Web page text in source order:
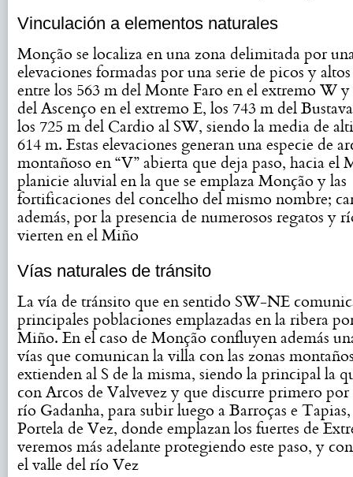
Vinculación a elementos naturales
Monção se localiza en una zona delimitada por
elevaciones formadas por una serie de picos y
entre los 563 m del Monte Faro en el extremo W
del Ascenço en el extremo E, los 743 m del
los 725 m del Cardio al SW, siendo la media de
614 m. Estas elevaciones generan una especie de
montañoso en “V” abierta que deja paso, hacia el
planicie aluvial en la que se emplaza Monção y las
fortificaciones del concelho del mismo nombre;
además, por la presencia de numerosos regatos y
vierten en el Miño
Vías naturales de tránsito
La vía de tránsito que en sentido SW-NE
principales poblaciones emplazadas en la ribera
Miño. En el caso de Monção confluyen además
vías que comunican la villa con las zonas
extienden al S de la misma, siendo la principal la
con Arcos de Valvevez y que discurre primero por
río Gadanha, para subir luego a Barroças e
Portela de Vez, donde emplazan los fuertes de
veremos más adelante protegiendo este paso, y
el valle del río Vez